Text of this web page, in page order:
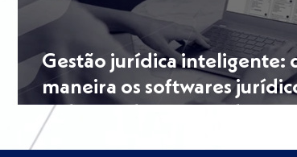
Gestão jurídica inteligente:
maneira os softwares
redefinindo o mercado